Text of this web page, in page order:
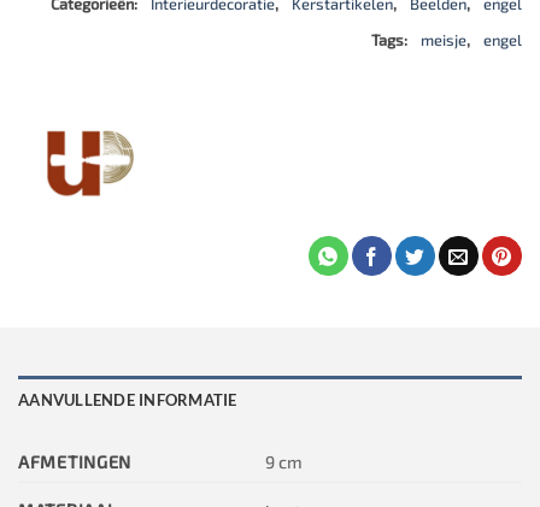
Tags:
meisje, engel
AANVULLENDE INFORMATIE
AFMETINGEN 9 cm